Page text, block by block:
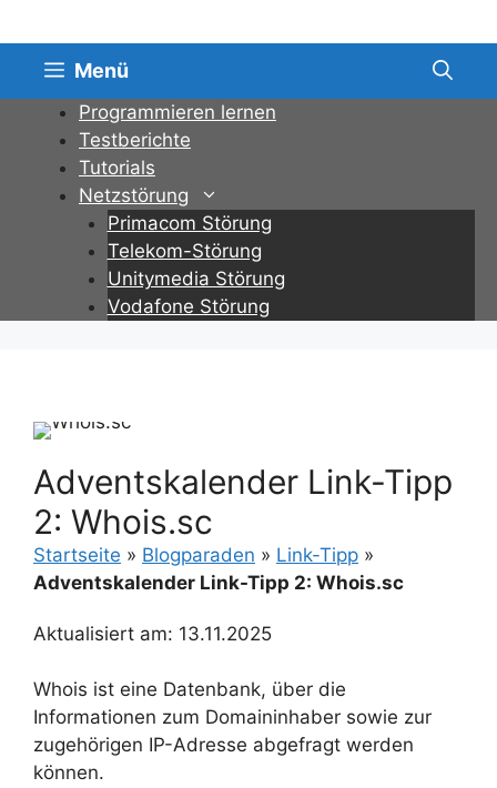
Inhalt
springen Menü
Programmieren lernen
Testberichte
Tutorials
Netzstörung
Primacom Störung
Telekom-Störung
Unitymedia Störung
Vodafone Störung
Adventskalender Link-Tipp
2: Whois.sc
Startseite » Blogparaden » Link-Tipp »
Adventskalender Link-Tipp 2: Whois.sc
Aktualisiert am: 13.11.2025
Whois ist eine Datenbank, über die
Informationen zum Domaininhaber sowie zur
zugehörigen IP-Adresse abgefragt werden
können.